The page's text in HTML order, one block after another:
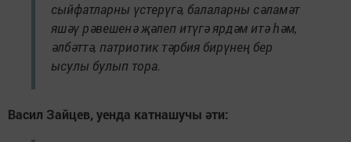
сыйфатларны үстерүгә, балаларны сәламәт
яшәү рәвешенә җәлеп итүгә ярдәм итә һәм,
әлбәттә, патриотик тәрбия бирүнең бер
ысулы булып тора.
Васил Зайцев, уенда катнашучы әти: